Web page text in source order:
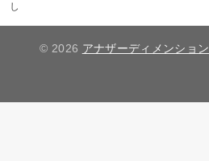
し
© 2026 アナザーディメンション